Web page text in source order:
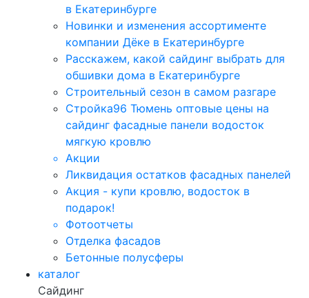
в Екатеринбурге
Новинки и изменения ассортименте
компании Дёке в Екатеринбурге
Расскажем, какой сайдинг выбрать для
обшивки дома в Екатеринбурге
Строительный сезон в самом разгаре
Стройка96 Тюмень оптовые цены на
сайдинг фасадные панели водосток
мягкую кровлю
Акции
Ликвидация остатков фасадных панелей
Акция - купи кровлю, водосток в
подарок!
Фотоотчеты
Отделка фасадов
Бетонные полусферы
каталог
Сайдинг